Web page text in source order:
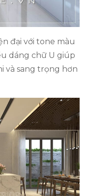
đại với tone màu
dáng chữ U giúp
và sang trọng hơn